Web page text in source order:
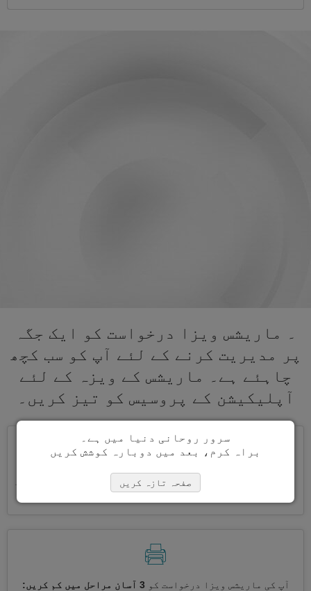
۔ ماریشس ویزا درخواست کو ایک جگہ
پر مدیریت کرنے کے لئے آپ کو سب کچھ
چاہئے ہے۔ ماریشس کے ویزہ کے لئے
آپلیکیشن کے پروسیس کو تیز کریں۔
ایک ساتھ کئی ویزے درخواست کریں
خود بخود، تکراری معلومات
درج کرنے کی ضرورت نہیں ہے
آپ کی ماریشس ویزا درخواست کو
3 آسان مراحل میں کم کریں:
سرور روحانی دنیا میں ہے۔
براہ کرم، بعد میں دوبارہ کوشش کریں
صفحہ تازہ کریں